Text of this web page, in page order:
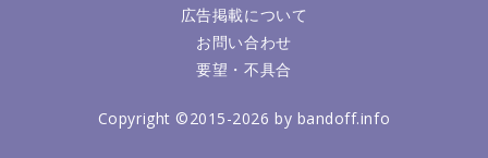
広告掲載について
お問い合わせ
要望・不具合
Copyright ©2015-2026 by bandoff.info